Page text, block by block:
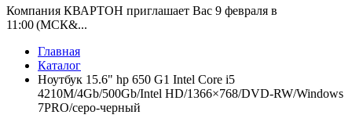
Компания КВАРТОН приглашает Вас 9 февраля в
11:00 (МСК&...
Главная
Каталог
Ноутбук 15.6" hp 650 G1 Intel Core i5
4210M/4Gb/500Gb/Intel HD/1366×768/DVD-RW/Windows
7PRO/серо-черный